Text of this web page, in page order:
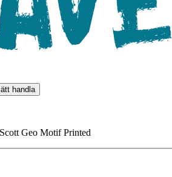
handla
Geo Motif Printed